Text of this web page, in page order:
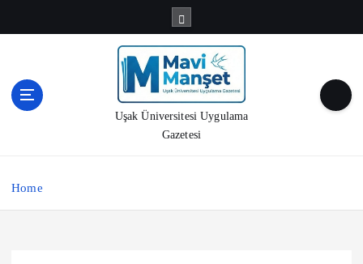
n
Uşak Üniversitesi Uygulama
Gazetesi
Home